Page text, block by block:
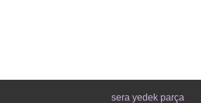
sera yedek parça